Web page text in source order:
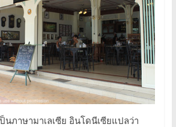
นภาษามาเลเซีย อินโดนีเซียแปลว่า